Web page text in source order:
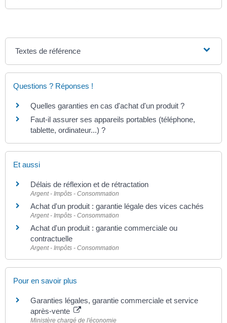
Textes de référence
Questions ? Réponses !
Quelles garanties en cas d'achat d'un produit ?
Faut-il assurer ses appareils portables (téléphone,
tablette, ordinateur...) ?
Et aussi
Délais de réflexion et de rétractation
Argent - Impôts - Consommation
Achat d'un produit : garantie légale des vices cachés
Argent - Impôts - Consommation
Achat d'un produit : garantie commerciale ou
contractuelle
Argent - Impôts - Consommation
Pour en savoir plus
Garanties légales, garantie commerciale et service
après-vente
Ministère chargé de l'économie